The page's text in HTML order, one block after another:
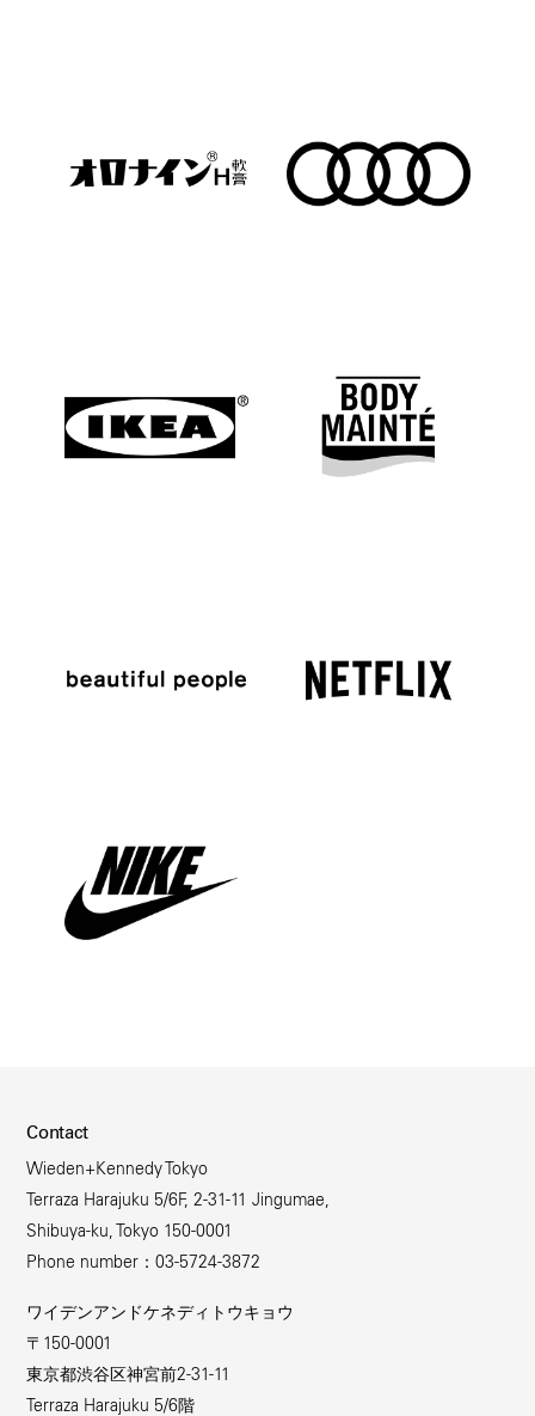
Contact
ワイデンアンドケネディトウキョウ
〒150-0001
東京都渋谷区神宮前2-31-11
Terraza Harajuku 5/6階
Wieden+Kennedy Tokyo
Terraza Harajuku 5/6F, 2-31-11 Jingumae,
Shibuya-ku, Tokyo 150-0001
Phone number：03-5724-3872